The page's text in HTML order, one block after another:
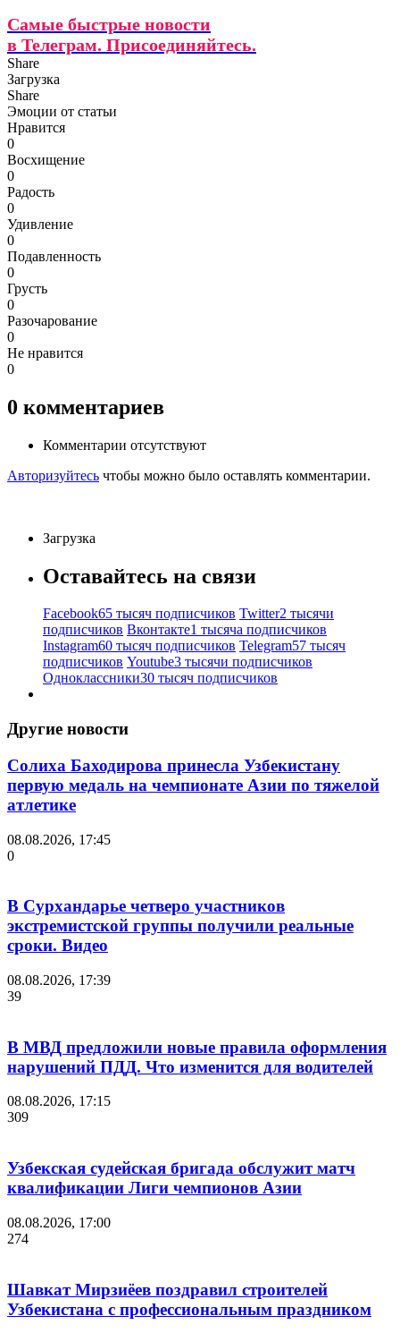
Самые быстрые новости
в Телеграм. Присоединяйтесь.
Share
Загрузка
Share
Эмоции от статьи
Нравится
0
Восхищение
0
Радость
0
Удивление
0
Подавленность
0
Грусть
0
Разочарование
0
Не нравится
0
0 комментариев
Комментарии отсутствуют
Авторизуйтесь чтобы можно было оставлять комментарии.
Загрузка
Оставайтесь на связи
Facebook65 тысяч подписчиков Twitter2 тысячи
подписчиков Вконтакте1 тысяча подписчиков
Instagram60 тысяч подписчиков Telegram57 тысяч
подписчиков Youtube3 тысячи подписчиков
Одноклассники30 тысяч подписчиков
Другие новости
Солиха Баходирова принесла Узбекистану
первую медаль на чемпионате Азии по тяжелой
атлетике
08.08.2026, 17:45
0
В Сурхандарье четверо участников
экстремистской группы получили реальные
сроки. Видео
08.08.2026, 17:39
39
В МВД предложили новые правила оформления
нарушений ПДД. Что изменится для водителей
08.08.2026, 17:15
309
Узбекская судейская бригада обслужит матч
квалификации Лиги чемпионов Азии
08.08.2026, 17:00
274
Шавкат Мирзиёев поздравил строителей
Узбекистана с профессиональным праздником